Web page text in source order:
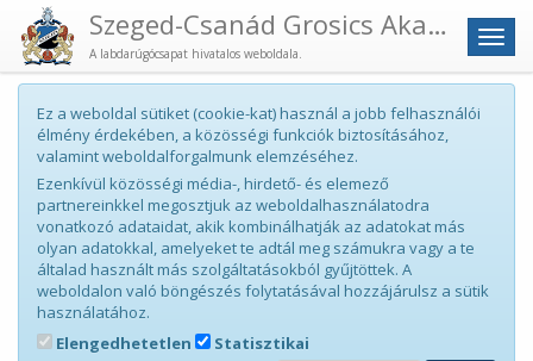
Menü
Szeged-Csanád Grosics Akadémia
A labdarúgócsapat hivatalos weboldala.
Ez a weboldal sütiket (cookie-kat) használ a jobb felhasználói
élmény érdekében, a közösségi funkciók biztosításához,
valamint weboldalforgalmunk elemzéséhez.
Ezenkívül közösségi média-, hirdető- és elemező
partnereinkkel megosztjuk az weboldalhasználatodra
vonatkozó adataidat, akik kombinálhatják az adatokat más
olyan adatokkal, amelyeket te adtál meg számukra vagy a te
általad használt más szolgáltatásokból gyűjtöttek. A
weboldalon való böngészés folytatásával hozzájárulsz a sütik
használatához.
Elengedhetetlen
Statisztikai